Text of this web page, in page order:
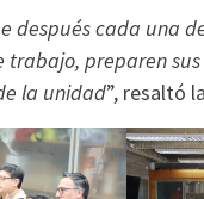
después cada una
trabajo, preparen
la unidad”, resaltó